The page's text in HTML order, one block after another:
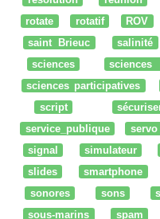
rotate
rotatif ROV
saint Brieuc
salinité
sciences
sciences
sciences participatives
script
service_publique
servo
signal
simulateur
slides
smartphone
sonores
sons
sous-marins
spam